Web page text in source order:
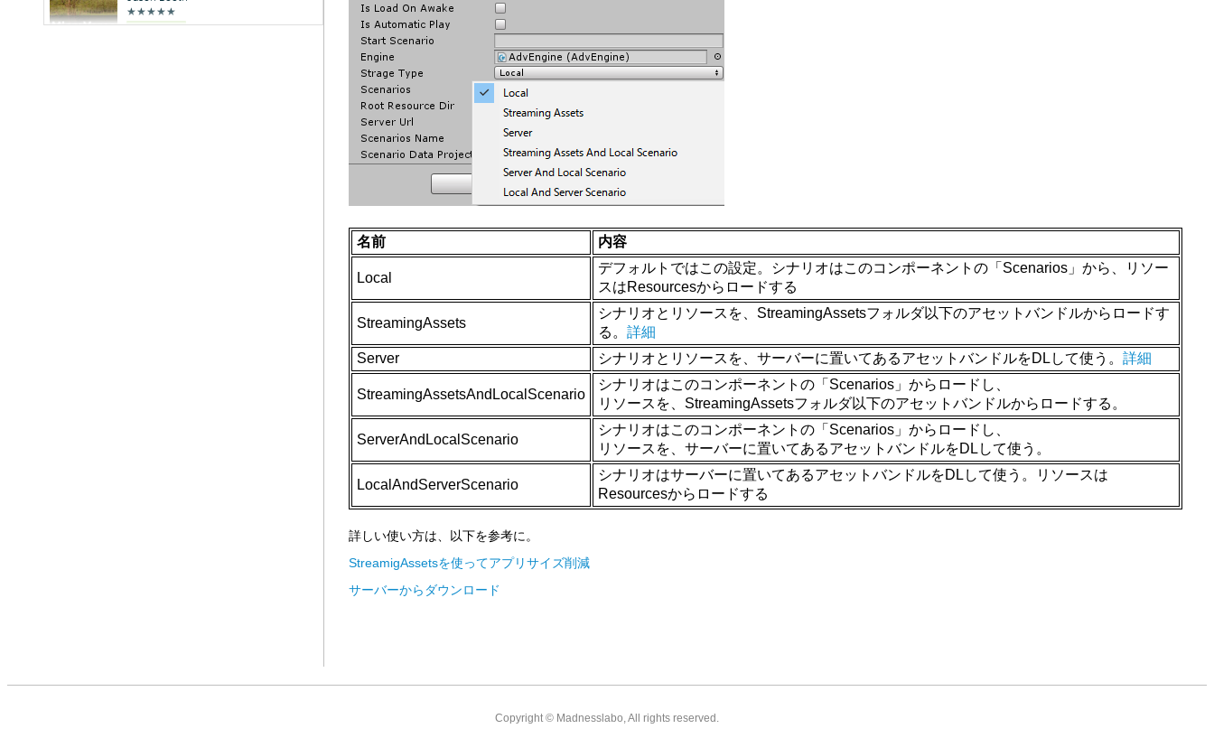
名前 内容
Local
デフォルトではこの設定。シナリオはこのコンポーネントの「Scenarios」から、リソー
スはResourcesからロードする
StreamingAssets
シナリオとリソースを、StreamingAssetsフォルダ以下のアセットバンドルからロードす
る。 詳細
Server
シナリオとリソースを、サーバーに置いてあるアセットバンドルをDLして使う。 詳細
StreamingAssetsAndLocalScenario
シナリオはこのコンポーネントの「Scenarios」からロードし、
リソースを、StreamingAssetsフォルダ以下のアセットバンドルからロードする。
ServerAndLocalScenario
シナリオはこのコンポーネントの「Scenarios」からロードし、
リソースを、サーバーに置いてあるアセットバンドルをDLして使う。
LocalAndServerScenario
シナリオはサーバーに置いてあるアセットバンドルをDLして使う。リソースは
Resourcesからロードする
詳しい使い方は、以下を参考に。
StreamigAssetsを使ってアプリサイズ削減
サーバーからダウンロード
Copyright © Madnesslabo, All rights reserved.